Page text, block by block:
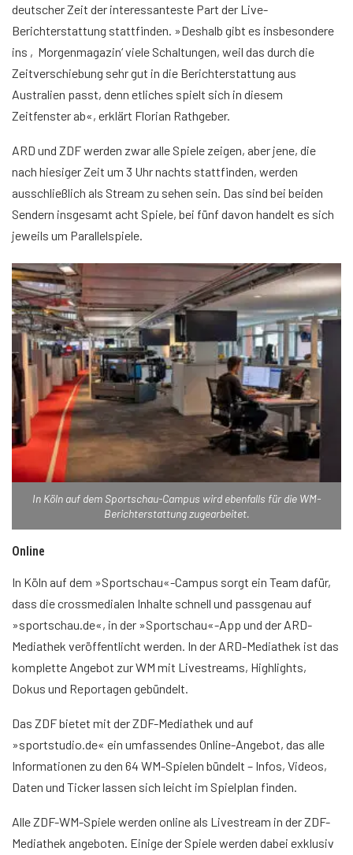
deutscher Zeit der interessanteste Part der Live-
Berichterstattung stattfinden. »Deshalb gibt es insbesondere
ins ‚Morgenmagazin‘ viele Schaltungen, weil das durch die
Zeitverschiebung sehr gut in die Berichterstattung aus
Australien passt, denn etliches spielt sich in diesem
Zeitfenster ab«, erklärt Florian Rathgeber.
ARD und ZDF werden zwar alle Spiele zeigen, aber jene, die
nach hiesiger Zeit um 3 Uhr nachts stattfinden, werden
ausschließlich als Stream zu sehen sein. Das sind bei beiden
Sendern insgesamt acht Spiele, bei fünf davon handelt es sich
jeweils um Parallelspiele.
In Köln auf dem Sportschau-Campus wird ebenfalls für die WM-
Berichterstattung zugearbeitet.
Online
In Köln auf dem »Sportschau«-Campus sorgt ein Team dafür,
dass die crossmedialen Inhalte schnell und passgenau auf
»sportschau.de«, in der »Sportschau«-App und der ARD-
Mediathek veröffentlicht werden. In der ARD-Mediathek ist das
komplette Angebot zur WM mit Livestreams, Highlights,
Dokus und Reportagen gebündelt.
Das ZDF bietet mit der ZDF-Mediathek und auf
»sportstudio.de« ein umfassendes Online-Angebot, das alle
Informationen zu den 64 WM-Spielen bündelt – Infos, Videos,
Daten und Ticker lassen sich leicht im Spielplan finden.
Alle ZDF-WM-Spiele werden online als Livestream in der ZDF-
Mediathek angeboten. Einige der Spiele werden dabei exklusiv